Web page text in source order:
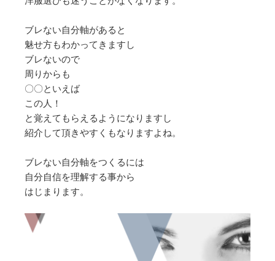
ブレない自分軸があると
魅せ方もわかってきますし
ブレないので
周りからも
〇〇といえば
この人！
と覚えてもらえるようになりますし
紹介して頂きやすくもなりますよね。
ブレない自分軸をつくるには
自分自信を理解する事から
はじまります。